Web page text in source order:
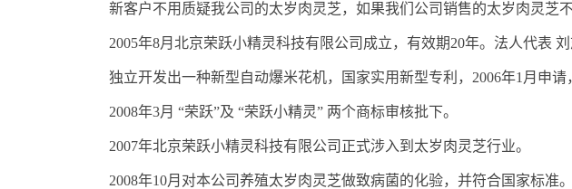
新客户不用质疑我公司的太岁肉灵芝，如果我们公司销售的太岁肉灵芝
2005年8月北京荣跃小精灵科技有限公司成立，有效期20年。法人代表
独立开发出一种新型自动爆米花机，国家实用新型专利，2006年1月申请
2008年3月 “荣跃”及 “荣跃小精灵” 两个商标审核批下。
2007年北京荣跃小精灵科技有限公司正式涉入到太岁肉灵芝行业。
2008年10月对本公司养殖太岁肉灵芝做致病菌的化验，并符合国家标准。